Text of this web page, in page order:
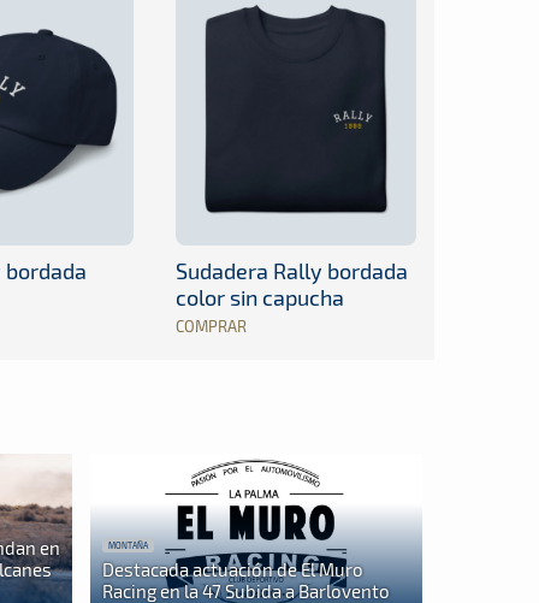
bordada
Sudadera Rally bordada
color sin capucha
COMPRAR
en
MONTAÑA
Destacada actuación de El Muro
Racing en la 47 Subida a Barlovento